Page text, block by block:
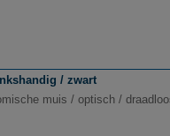
/ zwart
muis / optisch /